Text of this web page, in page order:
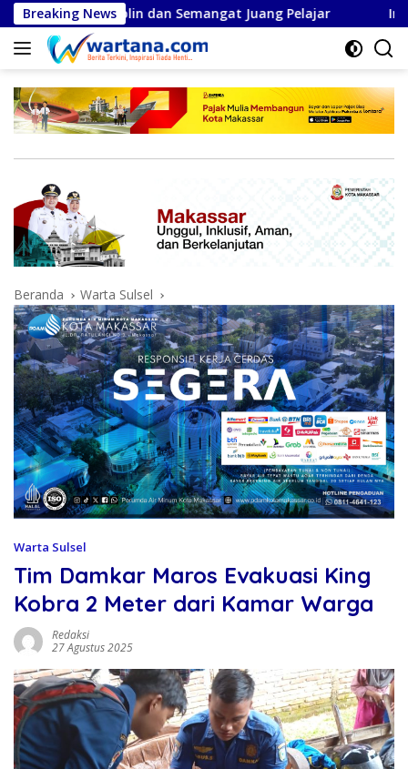
Langsung
ke
konten
Breaking News
dan Semangat Juang Pelajar Inovasi Mitigasi
Beranda Warta Sulsel
Warta Sulsel
Tim Damkar Maros Evakuasi King
Kobra 2 Meter dari Kamar Warga
Redaksi
27 Agustus 2025